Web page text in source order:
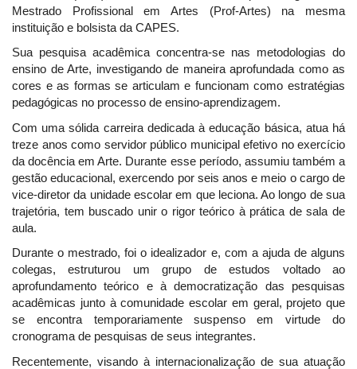
Mestrado Profissional em Artes (Prof-Artes) na mesma
instituição e bolsista da CAPES.
Sua pesquisa acadêmica concentra-se nas metodologias do
ensino de Arte, investigando de maneira aprofundada como as
cores e as formas se articulam e funcionam como estratégias
pedagógicas no processo de ensino-aprendizagem.
Com uma sólida carreira dedicada à educação básica, atua há
treze anos como servidor público municipal efetivo no exercício
da docência em Arte. Durante esse período, assumiu também a
gestão educacional, exercendo por seis anos e meio o cargo de
vice-diretor da unidade escolar em que leciona. Ao longo de sua
trajetória, tem buscado unir o rigor teórico à prática de sala de
aula.
Durante o mestrado, foi o idealizador e, com a ajuda de alguns
colegas, estruturou um grupo de estudos voltado ao
aprofundamento teórico e à democratização das pesquisas
acadêmicas junto à comunidade escolar em geral, projeto que
se encontra temporariamente suspenso em virtude do
cronograma de pesquisas de seus integrantes.
Recentemente, visando à internacionalização de sua atuação